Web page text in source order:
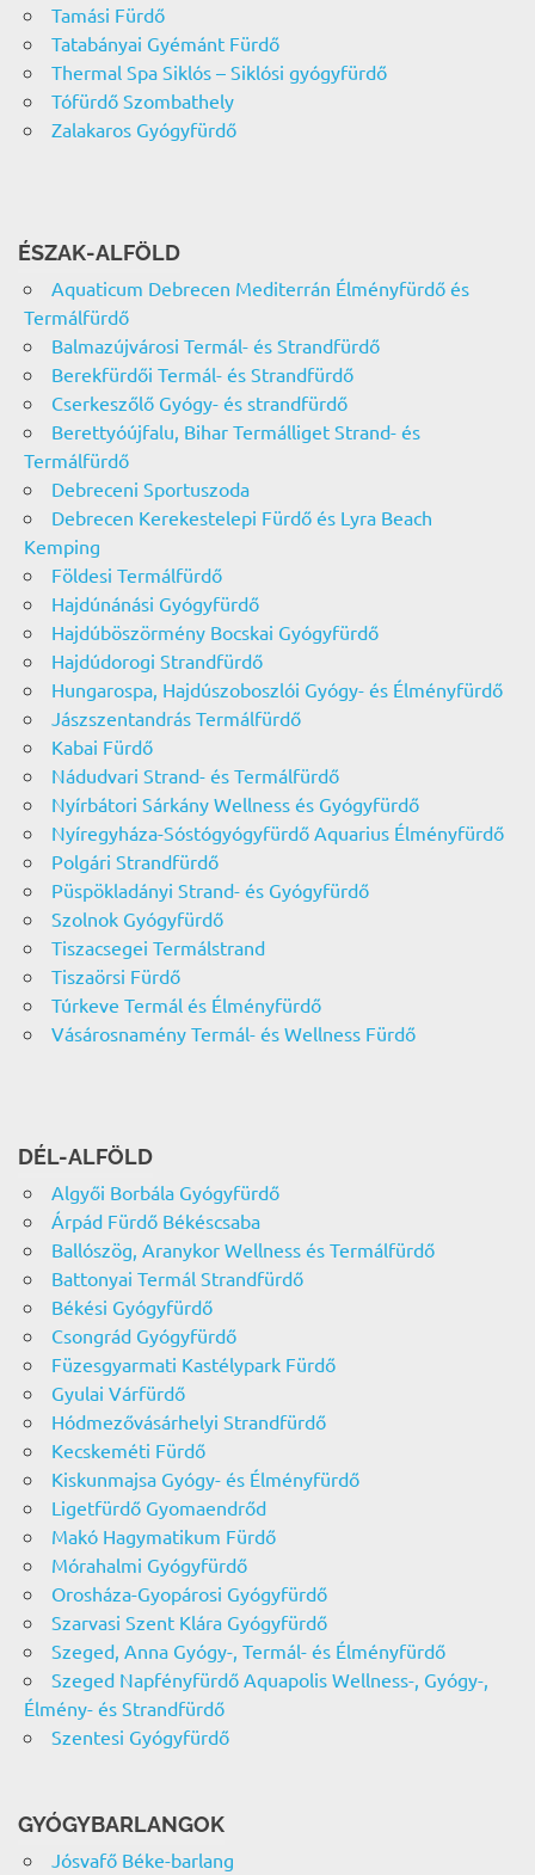
Tamási Fürdő
Tatabányai Gyémánt Fürdő
Thermal Spa Siklós – Siklósi gyógyfürdő
Tófürdő Szombathely
Zalakaros Gyógyfürdő
ÉSZAK-ALFÖLD
Aquaticum Debrecen Mediterrán Élményfürdő és
Termálfürdő
Balmazújvárosi Termál- és Strandfürdő
Berekfürdői Termál- és Strandfürdő
Cserkeszőlő Gyógy- és strandfürdő
Berettyóújfalu, Bihar Termálliget Strand- és
Termálfürdő
Debreceni Sportuszoda
Debrecen Kerekestelepi Fürdő és Lyra Beach
Kemping
Földesi Termálfürdő
Hajdúnánási Gyógyfürdő
Hajdúböszörmény Bocskai Gyógyfürdő
Hajdúdorogi Strandfürdő
Hungarospa, Hajdúszoboszlói Gyógy- és Élményfürdő
Jászszentandrás Termálfürdő
Kabai Fürdő
Nádudvari Strand- és Termálfürdő
Nyírbátori Sárkány Wellness és Gyógyfürdő
Nyíregyháza-Sóstógyógyfürdő Aquarius Élményfürdő
Polgári Strandfürdő
Püspökladányi Strand- és Gyógyfürdő
Szolnok Gyógyfürdő
Tiszacsegei Termálstrand
Tiszaörsi Fürdő
Túrkeve Termál és Élményfürdő
Vásárosnamény Termál- és Wellness Fürdő
DÉL-ALFÖLD
Algyői Borbála Gyógyfürdő
Árpád Fürdő Békéscsaba
Ballószög, Aranykor Wellness és Termálfürdő
Battonyai Termál Strandfürdő
Békési Gyógyfürdő
Csongrád Gyógyfürdő
Füzesgyarmati Kastélypark Fürdő
Gyulai Várfürdő
Hódmezővásárhelyi Strandfürdő
Kecskeméti Fürdő
Kiskunmajsa Gyógy- és Élményfürdő
Ligetfürdő Gyomaendrőd
Makó Hagymatikum Fürdő
Mórahalmi Gyógyfürdő
Orosháza-Gyopárosi Gyógyfürdő
Szarvasi Szent Klára Gyógyfürdő
Szeged, Anna Gyógy-, Termál- és Élményfürdő
Szeged Napfényfürdő Aquapolis Wellness-, Gyógy-,
Élmény- és Strandfürdő
Szentesi Gyógyfürdő
GYÓGYBARLANGOK
Jósvafő Béke-barlang